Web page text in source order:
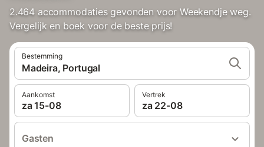
2.464 accommodaties gevonden voor Weekendje weg.
Vergelijk en boek voor de beste prijs!
Bestemming
Madeira, Portugal
Aankomst
za 15-08
Vertrek
za 22-08
Gasten